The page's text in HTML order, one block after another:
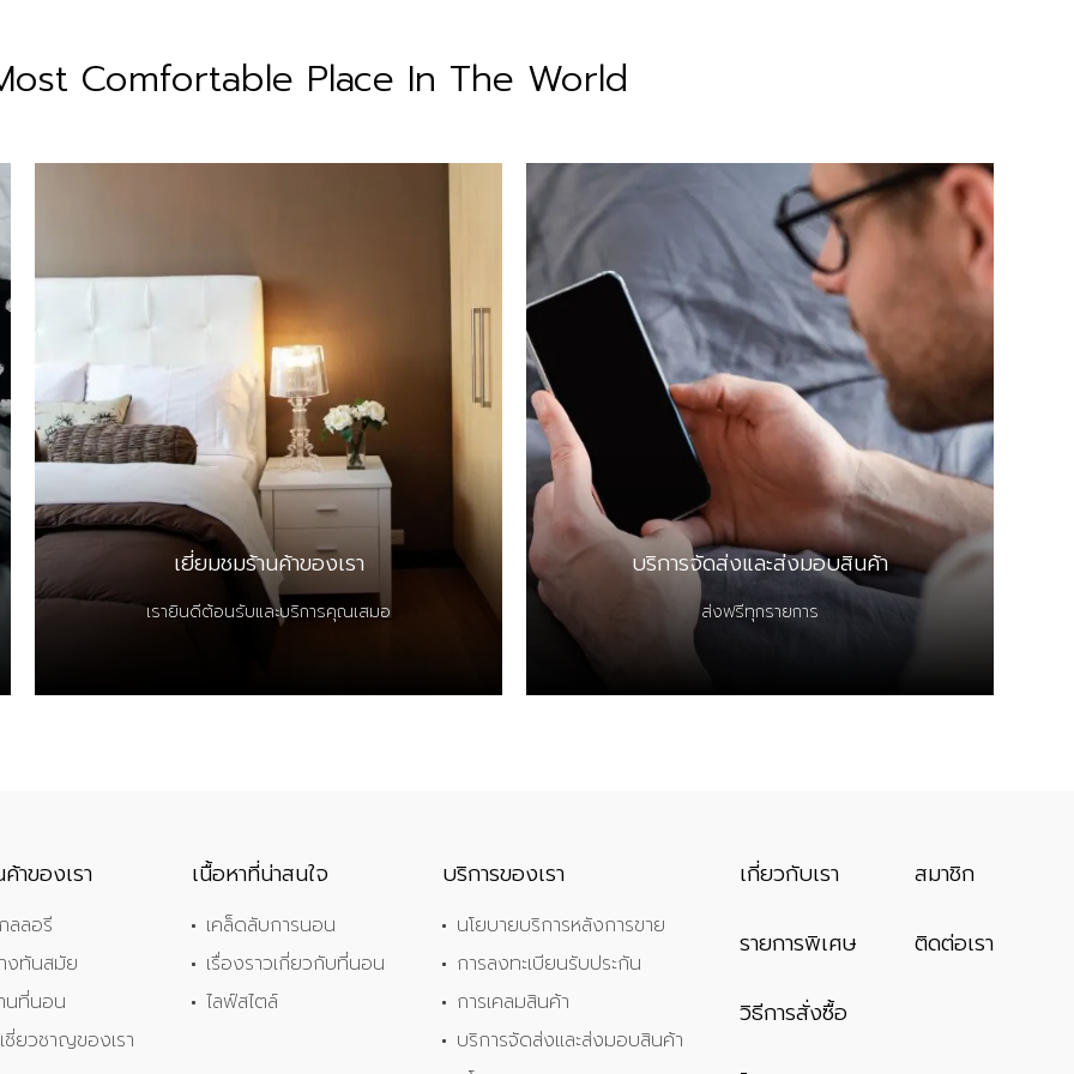
Comfortable Place In The World
เยี่ยมชมร้านค้าของเรา
เรายินดีต้อนรับและบริการคุณเสมอ
บริการจัดส่งและส่งมอบสินค้า
ส่งฟรีทุกรายการ
ค้าของเรา
ลลอรี
งทันสมัย
นที่นอน
ชี่ยวชาญของเรา
เนื้อหาที่น่าสนใจ
เคล็ดลับการนอน
เรื่องราวเกี่ยวกับที่นอน
ไลฟ์สไตล์
บริการของเรา
นโยบายบริการหลังการขาย
การลงทะเบียนรับประกัน
การเคลมสินค้า
บริการจัดส่งและส่งมอบสินค้า
เกี่ยวกับเรา
รายการพิเศษ
วิธีการสั่งซื้อ
สมาชิก
ติดต่อเรา